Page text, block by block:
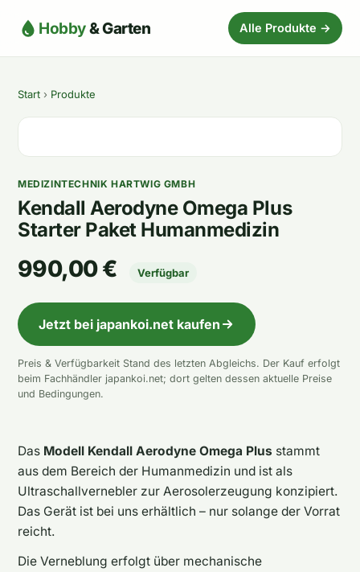
Hobby& Garten Alle Produkte →
Start › Produkte
MEDIZINTECHNIK HARTWIG GMBH
Kendall Aerodyne Omega Plus
Starter Paket Humanmedizin
990,00 € Verfügbar
Jetzt bei japankoi.net kaufen
Preis & Verfügbarkeit Stand des letzten Abgleichs. Der Kauf erfolgt
beim Fachhändler japankoi.net; dort gelten dessen aktuelle Preise
und Bedingungen.
Das Modell Kendall Aerodyne Omega Plus stammt
aus dem Bereich der Humanmedizin und ist als
Ultraschallvernebler zur Aerosolerzeugung konzipiert.
Das Gerät ist bei uns erhältlich – nur solange der Vorrat
reicht.
Die Verneblung erfolgt über mechanische